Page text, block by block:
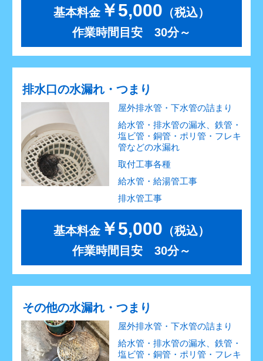
基本料金￥5,000 （税込）
作業時間目安 30分～
排水口の水漏れ・つまり
屋外排水管・下水管の詰まり
給水管・排水管の漏水、鉄管・
塩ビ管・銅管・ポリ管・フレキ
管などの水漏れ
取付工事各種
給水管・給湯管工事
排水管工事
基本料金￥5,000 （税込）
作業時間目安 30分～
その他の水漏れ・つまり
屋外排水管・下水管の詰まり
給水管・排水管の漏水、鉄管・
塩ビ管・銅管・ポリ管・フレキ